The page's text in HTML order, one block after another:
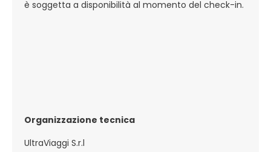
è soggetta a disponibilità al momento del check-in.
Organizzazione tecnica
UltraViaggi S.r.l